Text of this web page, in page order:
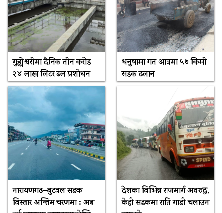
गुह्येश्वरीमा दैनिक तीन करोड
२४ लाख लिटर ढल प्रशोधन
धनुषामा गत आवमा ५७ किमी
सडक ढलान
नारायणगढ–बुटवल सडक
विस्तार अन्तिम चरणमा : अब
देशका विभिन्न राजमार्ग अवरुद्ध,
केही सडकमा राति गाडी चलाउन